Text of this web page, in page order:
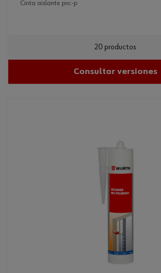
cinta aislante pvc-p
20 productos
Consultar versiones